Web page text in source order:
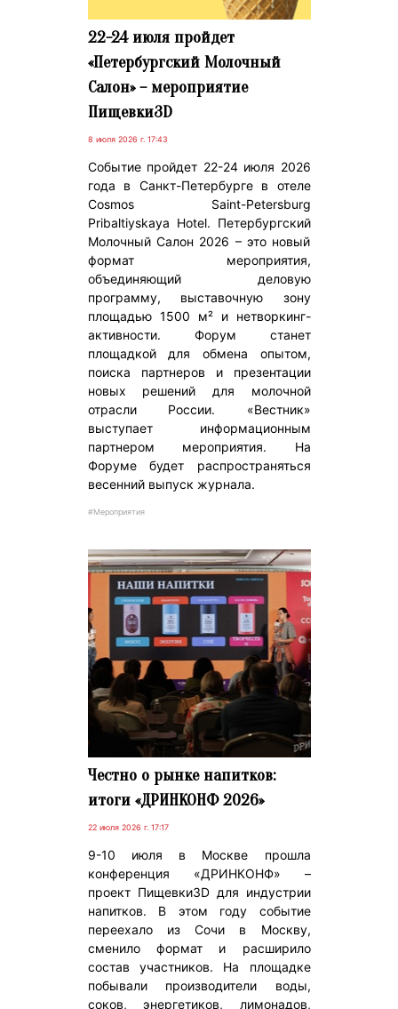
22-24 июля пройдет
«Петербургский Молочный
Салон» – мероприятие
Пищевки3D
8 июля 2026 г. 17:43
Событие пройдет 22-24 июля 2026
года в Санкт-Петербурге в отеле
Cosmos Saint-Petersburg
Pribaltiyskaya Hotel. Петербургский
Молочный Салон 2026 – это новый
формат мероприятия,
объединяющий деловую
программу, выставочную зону
площадью 1500 м² и нетворкинг-
активности. Форум станет
площадкой для обмена опытом,
поиска партнеров и презентации
новых решений для молочной
отрасли России. «Вестник»
выступает информационным
партнером мероприятия. На
Форуме будет распространяться
весенний выпуск журнала.
#Мероприятия
Честно о рынке напитков:
итоги «ДРИНКОНФ 2026»
22 июля 2026 г. 17:17
9-10 июля в Москве прошла
конференция «ДРИНКОНФ» –
проект Пищевки3D для индустрии
напитков. В этом году событие
переехало из Сочи в Москву,
сменило формат и расширило
состав участников. На площадке
побывали производители воды,
соков, энергетиков, лимонадов,